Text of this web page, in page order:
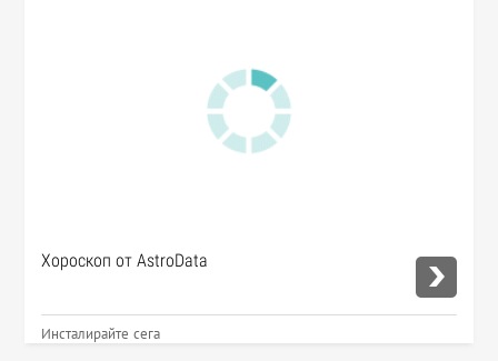
Хороскоп от AstroData
Инсталирайте сега